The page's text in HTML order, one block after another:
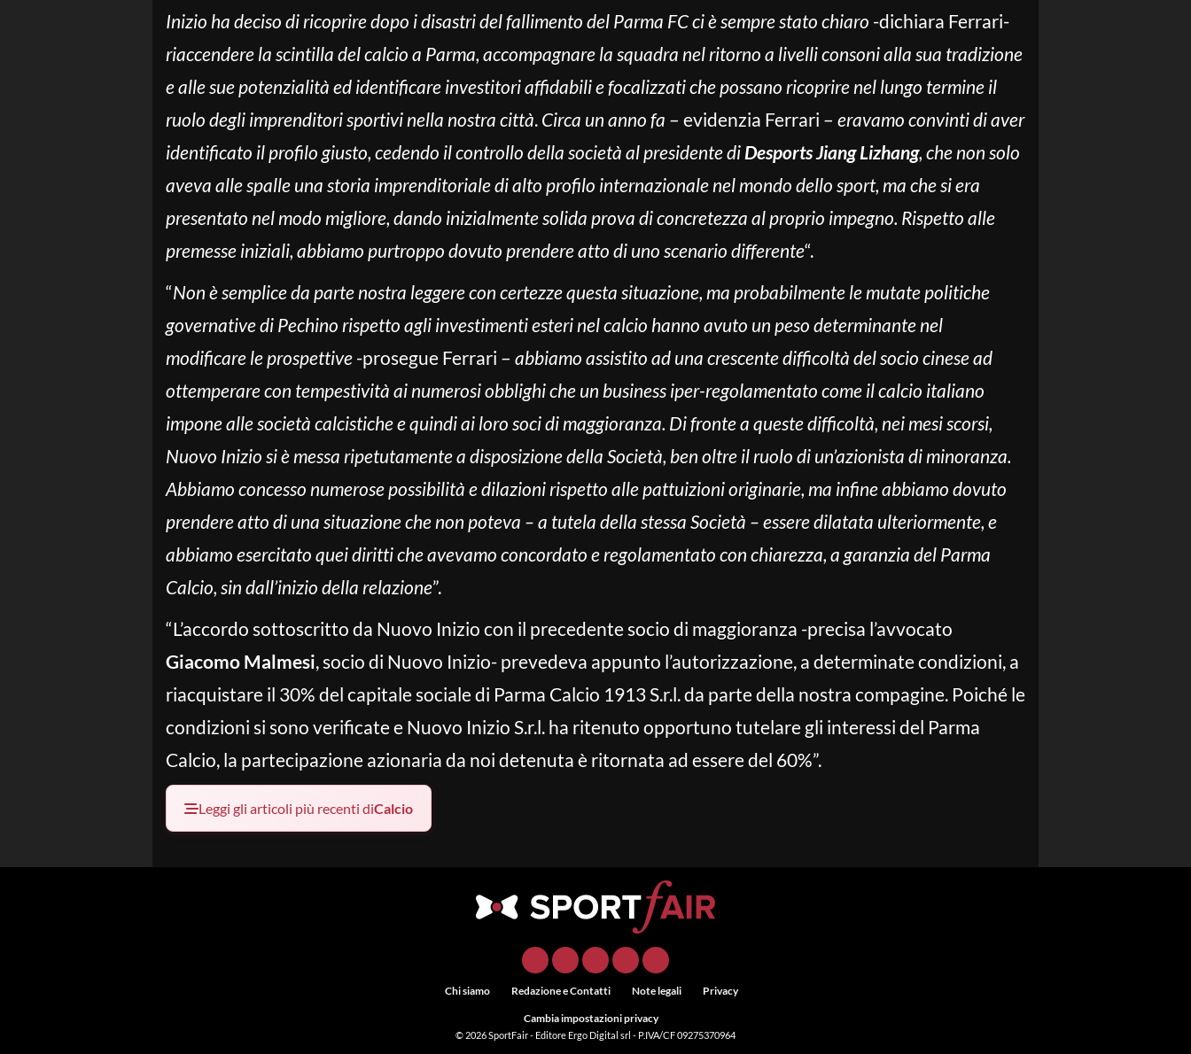
Inizio ha deciso di ricoprire dopo i disastri del fallimento del Parma FC ci è sempre stato chiaro -dichiara Ferrari-
riaccendere la scintilla del calcio a Parma, accompagnare la squadra nel ritorno a livelli consoni alla sua tradizione
e alle sue potenzialità ed identificare investitori affidabili e focalizzati che possano ricoprire nel lungo termine il
ruolo degli imprenditori sportivi nella nostra città. Circa un anno fa – evidenzia Ferrari – eravamo convinti di aver
identificato il profilo giusto, cedendo il controllo della società al presidente di Desports Jiang Lizhang, che non solo
aveva alle spalle una storia imprenditoriale di alto profilo internazionale nel mondo dello sport, ma che si era
presentato nel modo migliore, dando inizialmente solida prova di concretezza al proprio impegno. Rispetto alle
premesse iniziali, abbiamo purtroppo dovuto prendere atto di uno scenario differente“.
“Non è semplice da parte nostra leggere con certezze questa situazione, ma probabilmente le mutate politiche
governative di Pechino rispetto agli investimenti esteri nel calcio hanno avuto un peso determinante nel
modificare le prospettive -prosegue Ferrari – abbiamo assistito ad una crescente difficoltà del socio cinese ad
ottemperare con tempestività ai numerosi obblighi che un business iper-regolamentato come il calcio italiano
impone alle società calcistiche e quindi ai loro soci di maggioranza. Di fronte a queste difficoltà, nei mesi scorsi,
Nuovo Inizio si è messa ripetutamente a disposizione della Società, ben oltre il ruolo di un’azionista di minoranza.
Abbiamo concesso numerose possibilità e dilazioni rispetto alle pattuizioni originarie, ma infine abbiamo dovuto
prendere atto di una situazione che non poteva – a tutela della stessa Società – essere dilatata ulteriormente, e
abbiamo esercitato quei diritti che avevamo concordato e regolamentato con chiarezza, a garanzia del Parma
Calcio, sin dall’inizio della relazione”.
“L’accordo sottoscritto da Nuovo Inizio con il precedente socio di maggioranza -precisa l’avvocato
Giacomo Malmesi, socio di Nuovo Inizio- prevedeva appunto l’autorizzazione, a determinate condizioni, a
riacquistare il 30% del capitale sociale di Parma Calcio 1913 S.r.l. da parte della nostra compagine. Poiché le
condizioni si sono verificate e Nuovo Inizio S.r.l. ha ritenuto opportuno tutelare gli interessi del Parma
Calcio, la partecipazione azionaria da noi detenuta è ritornata ad essere del 60%”.
Leggi gli articoli più recenti diCalcio
Chi siamo Redazione e Contatti Note legali Privacy
Cambia impostazioni privacy
© 2026SportFair- Editore Ergo Digital srl - P.IVA/CF 09275370964